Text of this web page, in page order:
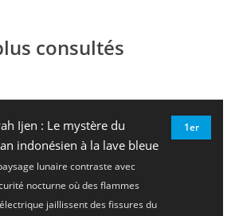
consultés
Ijen : Le mystère du
indonésien à la lave bleue
lunaire contraste avec
nocturne où des flammes
jaillissent des fissures du
1er